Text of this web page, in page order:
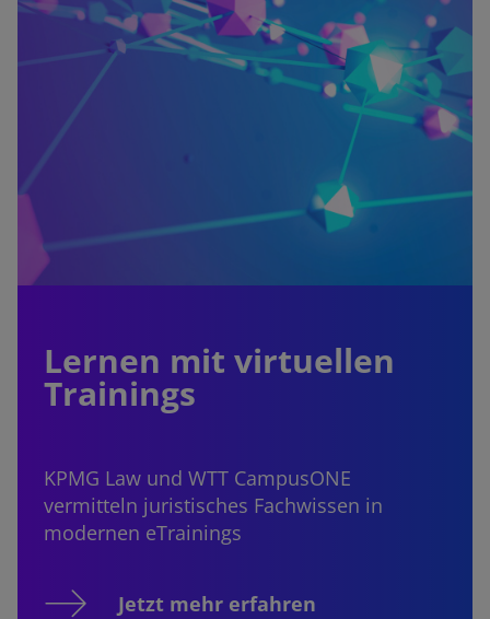
Lernen mit virtuellen
Trainings
KPMG Law und WTT CampusONE
vermitteln juristisches Fachwissen in
modernen eTrainings
Jetzt mehr erfahren